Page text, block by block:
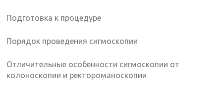
Подготовка к процедуре
Порядок проведения сигмоскопии
Отличительные особенности сигмоскопии от
колоноскопии и ректороманоскопии